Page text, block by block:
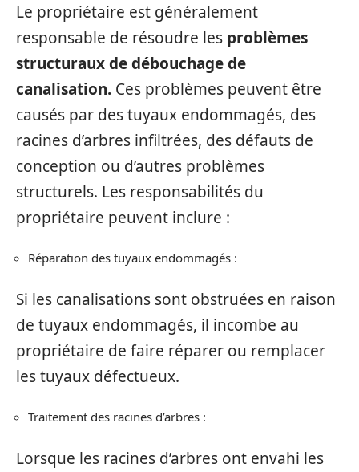
Le propriétaire est généralement
responsable de résoudre les problèmes
structuraux de débouchage de
canalisation. Ces problèmes peuvent être
causés par des tuyaux endommagés, des
racines d’arbres infiltrées, des défauts de
conception ou d’autres problèmes
structurels. Les responsabilités du
propriétaire peuvent inclure :
Réparation des tuyaux endommagés :
Si les canalisations sont obstruées en raison
de tuyaux endommagés, il incombe au
propriétaire de faire réparer ou remplacer
les tuyaux défectueux.
Traitement des racines d’arbres :
Lorsque les racines d’arbres ont envahi les